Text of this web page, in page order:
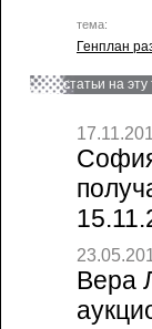
тема:
Генплан
статьи на эту
Вера